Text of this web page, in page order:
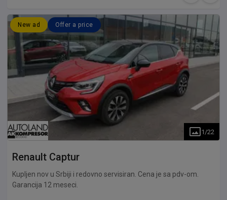
New ad Offer a price
1 /22
Renault Captur
Kupljen nov u Srbiji i redovno servisiran. Cena je sa pdv-om.
Garancija 12 meseci.